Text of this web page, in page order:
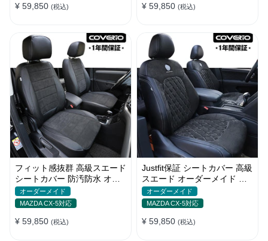
¥ 59,850 (税込) ¥ 59,850 (税込)
フィット感抜群 高級スエード
シートカバー 防汚防水 オー
ダーメイド 耐久性 全席セッ
ト
オーダーメイド
MAZDA CX-5対応
¥ 59,850 (税込)
Justfit保証 シートカバー 高級
スエード オーダーメイド ロ
ゴ入り 防汚防水 全席セット
オーダーメイド
MAZDA CX-5対応
¥ 59,850 (税込)